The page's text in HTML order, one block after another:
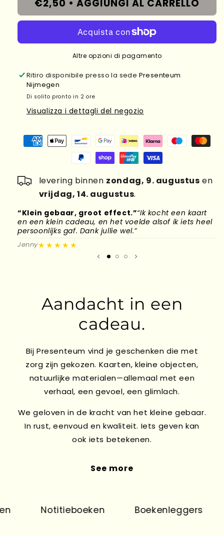
€2,50 • AGGIUNGI AL CARRELLO
Altre opzioni di pagamento
Ritiro disponibile presso la sede Presenteum
Nijmegen
Di solito pronto in 2 ore
Visualizza i dettagli del negozio
levering binnen zondag, 9. augustus en
vrijdag, 14. augustus.
“Klein gebaar, groot effect.”“Ik kocht een kaart
en een klein cadeau, en het voelde alsof ik iets heel
persoonlijks gaf. Dank jullie wel.”
Jenny★★★★★
Aandacht in een
cadeau.
Bij Presenteum vind je geschenken die met
zorg zijn gekozen. Kaarten, kleine objecten,
natuurlijke materialen—allemaal met een
verhaal, een gevoel, een glimlach.
We geloven in de kracht van het kleine gebaar.
In rust, eenvoud en kwaliteit. Iets geven kan
ook iets betekenen.
See more
Notitieboeken Boekenleggers